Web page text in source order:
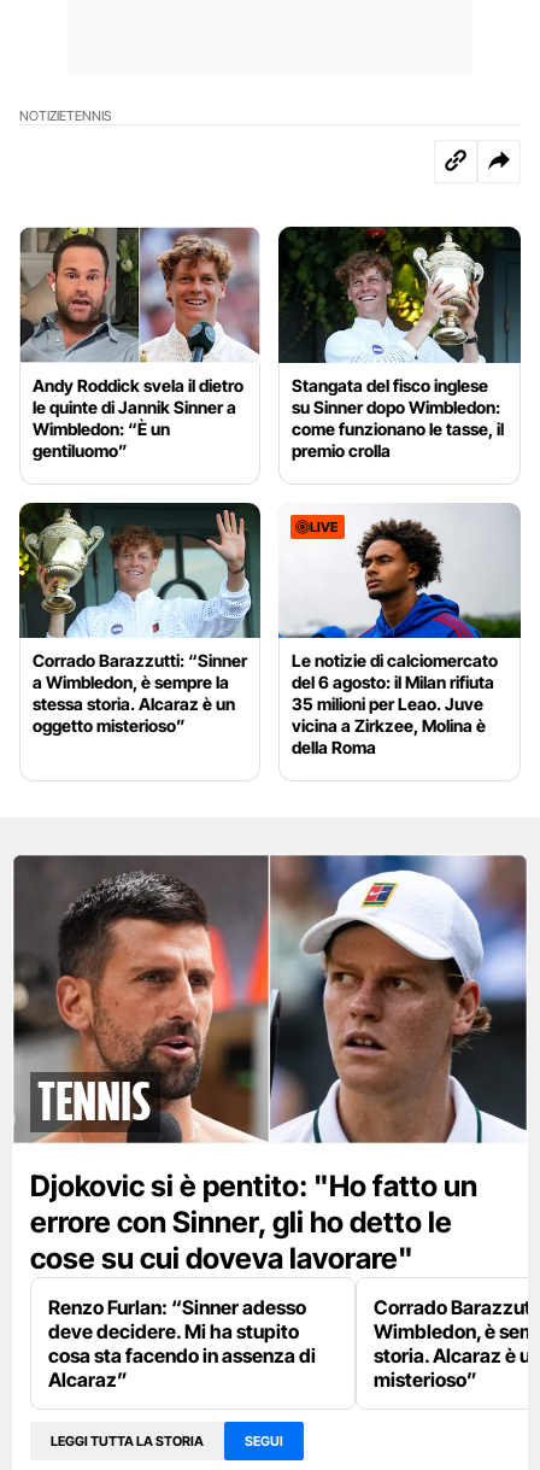
NOTIZIETENNIS
Andy Roddick svela il dietro
le quinte di Jannik Sinner a
Wimbledon: “È un
gentiluomo”
Stangata del fisco inglese
su Sinner dopo Wimbledon:
come funzionano le tasse, il
premio crolla
Corrado Barazzutti: “Sinner
a Wimbledon, è sempre la
stessa storia. Alcaraz è un
oggetto misterioso”
LIVE
Le notizie di calciomercato
del 6 agosto: il Milan rifiuta
35 milioni per Leao. Juve
vicina a Zirkzee, Molina è
della Roma
tennis
Djokovic si è pentito: "Ho fatto un
errore con Sinner, gli ho detto le
cose su cui doveva lavorare"
Renzo Furlan: “Sinner adesso
deve decidere. Mi ha stupito
cosa sta facendo in assenza di
Alcaraz”
Corrado
Wimbledon, è
storia. Alcaraz è
misterioso”
LEGGI TUTTA LA STORIA SEGUI